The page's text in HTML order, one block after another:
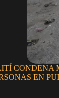
CONDENA
EN